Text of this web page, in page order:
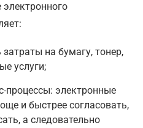
на бумагу, тонер,
услуги;
процессы: электронные
и быстрее согласовать,
а следовательно